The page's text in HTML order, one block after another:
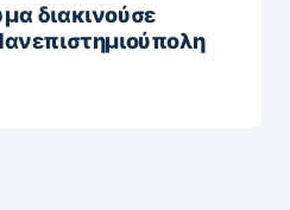
διακινούσε